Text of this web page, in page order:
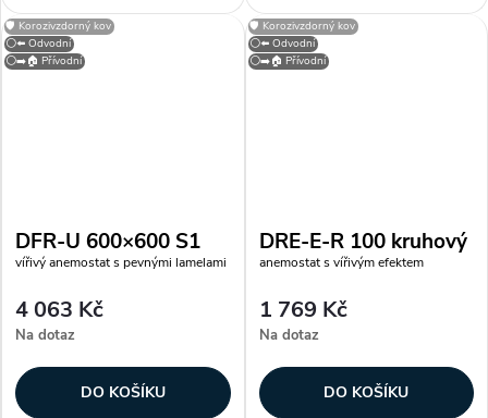
výtlaku nebo sání, s
demontovatelnou středovou
částí. Dle provedení lamel je
výtlaku nebo sání, s
demontovatelnou středovou
částí. Dle provedení lamel je
⚪⬅️ Odvodní
⚪➡️🏠 Přívodní
🛡️ Korozivzdorný kov
DFR-U 600×600 S1
vířivý anemostat s pevnými lamelami
4 063 Kč
Na dotaz
DO KOŠÍKU
⚪⬅️ Odvodní
⚪➡️🏠 Přívodní
🛡️ Korozivzdorný kov
DRE-E-R 100 kruhový
anemostat s vířivým efektem
1 769 Kč
Na dotaz
DO KOŠÍKU